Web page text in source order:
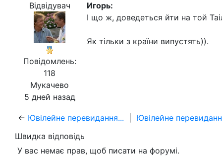
Відвідувач
Повідомлень:
118
Мукачево
5 дней назад
Игорь:
І що ж, доведеться йти на той
Як тільки з країни випустять)).
← Ювілейне перевидання...
Ювілейне
Швидка відповідь
У вас немає прав, щоб писати на форумі.